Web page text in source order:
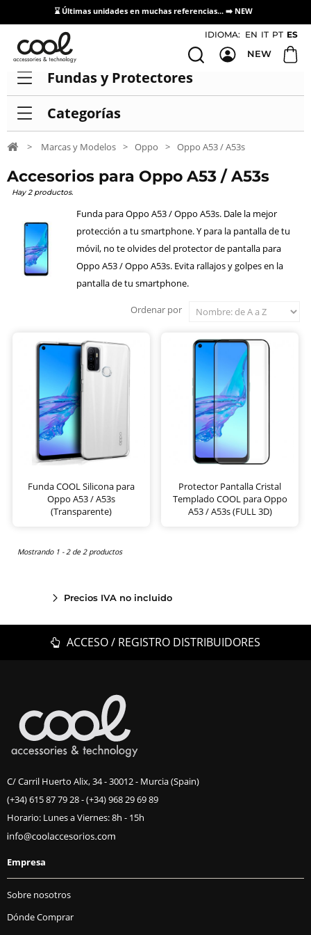
⌛ Últimas unidades en muchas referencias... ➡️ NEW
Acceso / Registro Distribuidores
IDIOMA: EN IT PT ES
NEW
Fundas y Protectores
Categorías
> Marcas y Modelos > Oppo > Oppo A53 / A53s
Accesorios para Oppo A53 / A53s
Hay 2 productos.
Funda para Oppo A53 / Oppo A53s. Dale la mejor
protección a tu smartphone. Y para la pantalla de tu
móvil, no te olvides del protector de pantalla para
Oppo A53 / Oppo A53s. Evita rallajos y golpes en la
pantalla de tu smartphone.
Ordenar por
Funda COOL Silicona para
Oppo A53 / A53s
(Transparente)
Protector Pantalla Cristal
Templado COOL para Oppo
A53 / A53s (FULL 3D)
Mostrando 1 - 2 de 2 productos
Precios IVA no incluido
ACCESO / REGISTRO DISTRIBUIDORES
C/ Carril Huerto Alix, 34 - 30012 - Murcia (Spain)
(+34) 615 87 79 28-(+34) 968 29 69 89
Horario: Lunes a Viernes: 8h - 15h
Empresa
Sobre nosotros
Dónde Comprar